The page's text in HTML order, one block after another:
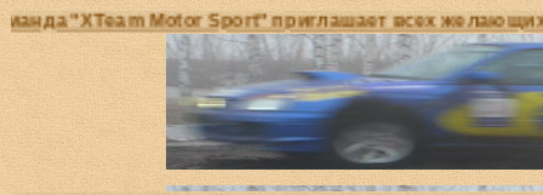
Motor Sport" приглашает всех желающих